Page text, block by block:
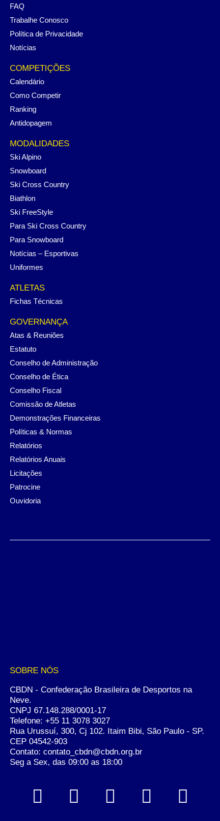
FAQ
Trabalhe Conosco
Política de Privacidade
Notícias
COMPETIÇÕES
Calendário
Como Competir
Ranking
Antidopagem
MODALIDADES
Ski Alpino
Snowboard
Ski Cross Country
Biathlon
Ski FreeStyle
Para Ski Cross Country
Para Snowboard
Notícias – Esportivas
Uniformes
ATLETAS
Fichas Técnicas
GOVERNANÇA
Atas & Reuniões
Estatuto
Conselho de Administração
Conselho de Ética
Conselho Fiscal
Comissão de Atletas
Demonstrações Financeiras
Políticas & Normas
Relatórios
Relatórios Anuais
Licitações
Patrocine
Ouvidoria
SOBRE NÓS
CBDN - Confederação Brasileira de Desportos na
Neve.
CNPJ 67.148.288/0001-17
Telefone: +55 11 3078 3027
Rua Urussuí, 300, Cj 102. Itaim Bibi, São Paulo - SP.
CEP 04542-903
Contato: contato_cbdn@cbdn.org.br
Seg a Sex, das 09:00 as 18:00